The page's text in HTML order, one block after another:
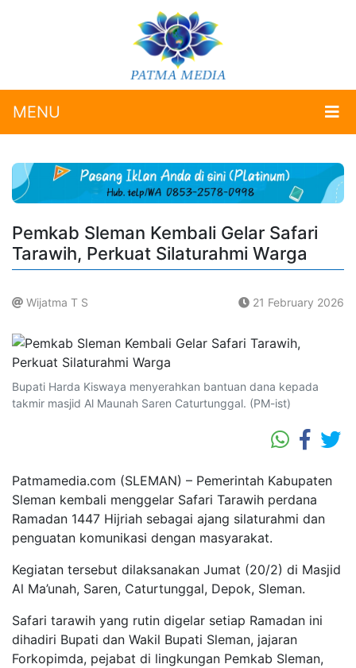
MENU
Pemkab Sleman Kembali Gelar Safari
Tarawih, Perkuat Silaturahmi Warga
Wijatma T S 21 February 2026
Bupati Harda Kiswaya menyerahkan bantuan dana kepada
takmir masjid Al Maunah Saren Caturtunggal. (PM-ist)
Patmamedia.com (SLEMAN) – Pemerintah Kabupaten
Sleman kembali menggelar Safari Tarawih perdana
Ramadan 1447 Hijriah sebagai ajang silaturahmi dan
penguatan komunikasi dengan masyarakat.
Kegiatan tersebut dilaksanakan Jumat (20/2) di Masjid
Al Ma’unah, Saren, Caturtunggal, Depok, Sleman.
Safari tarawih yang rutin digelar setiap Ramadan ini
dihadiri Bupati dan Wakil Bupati Sleman, jajaran
Forkopimda, pejabat di lingkungan Pemkab Sleman,